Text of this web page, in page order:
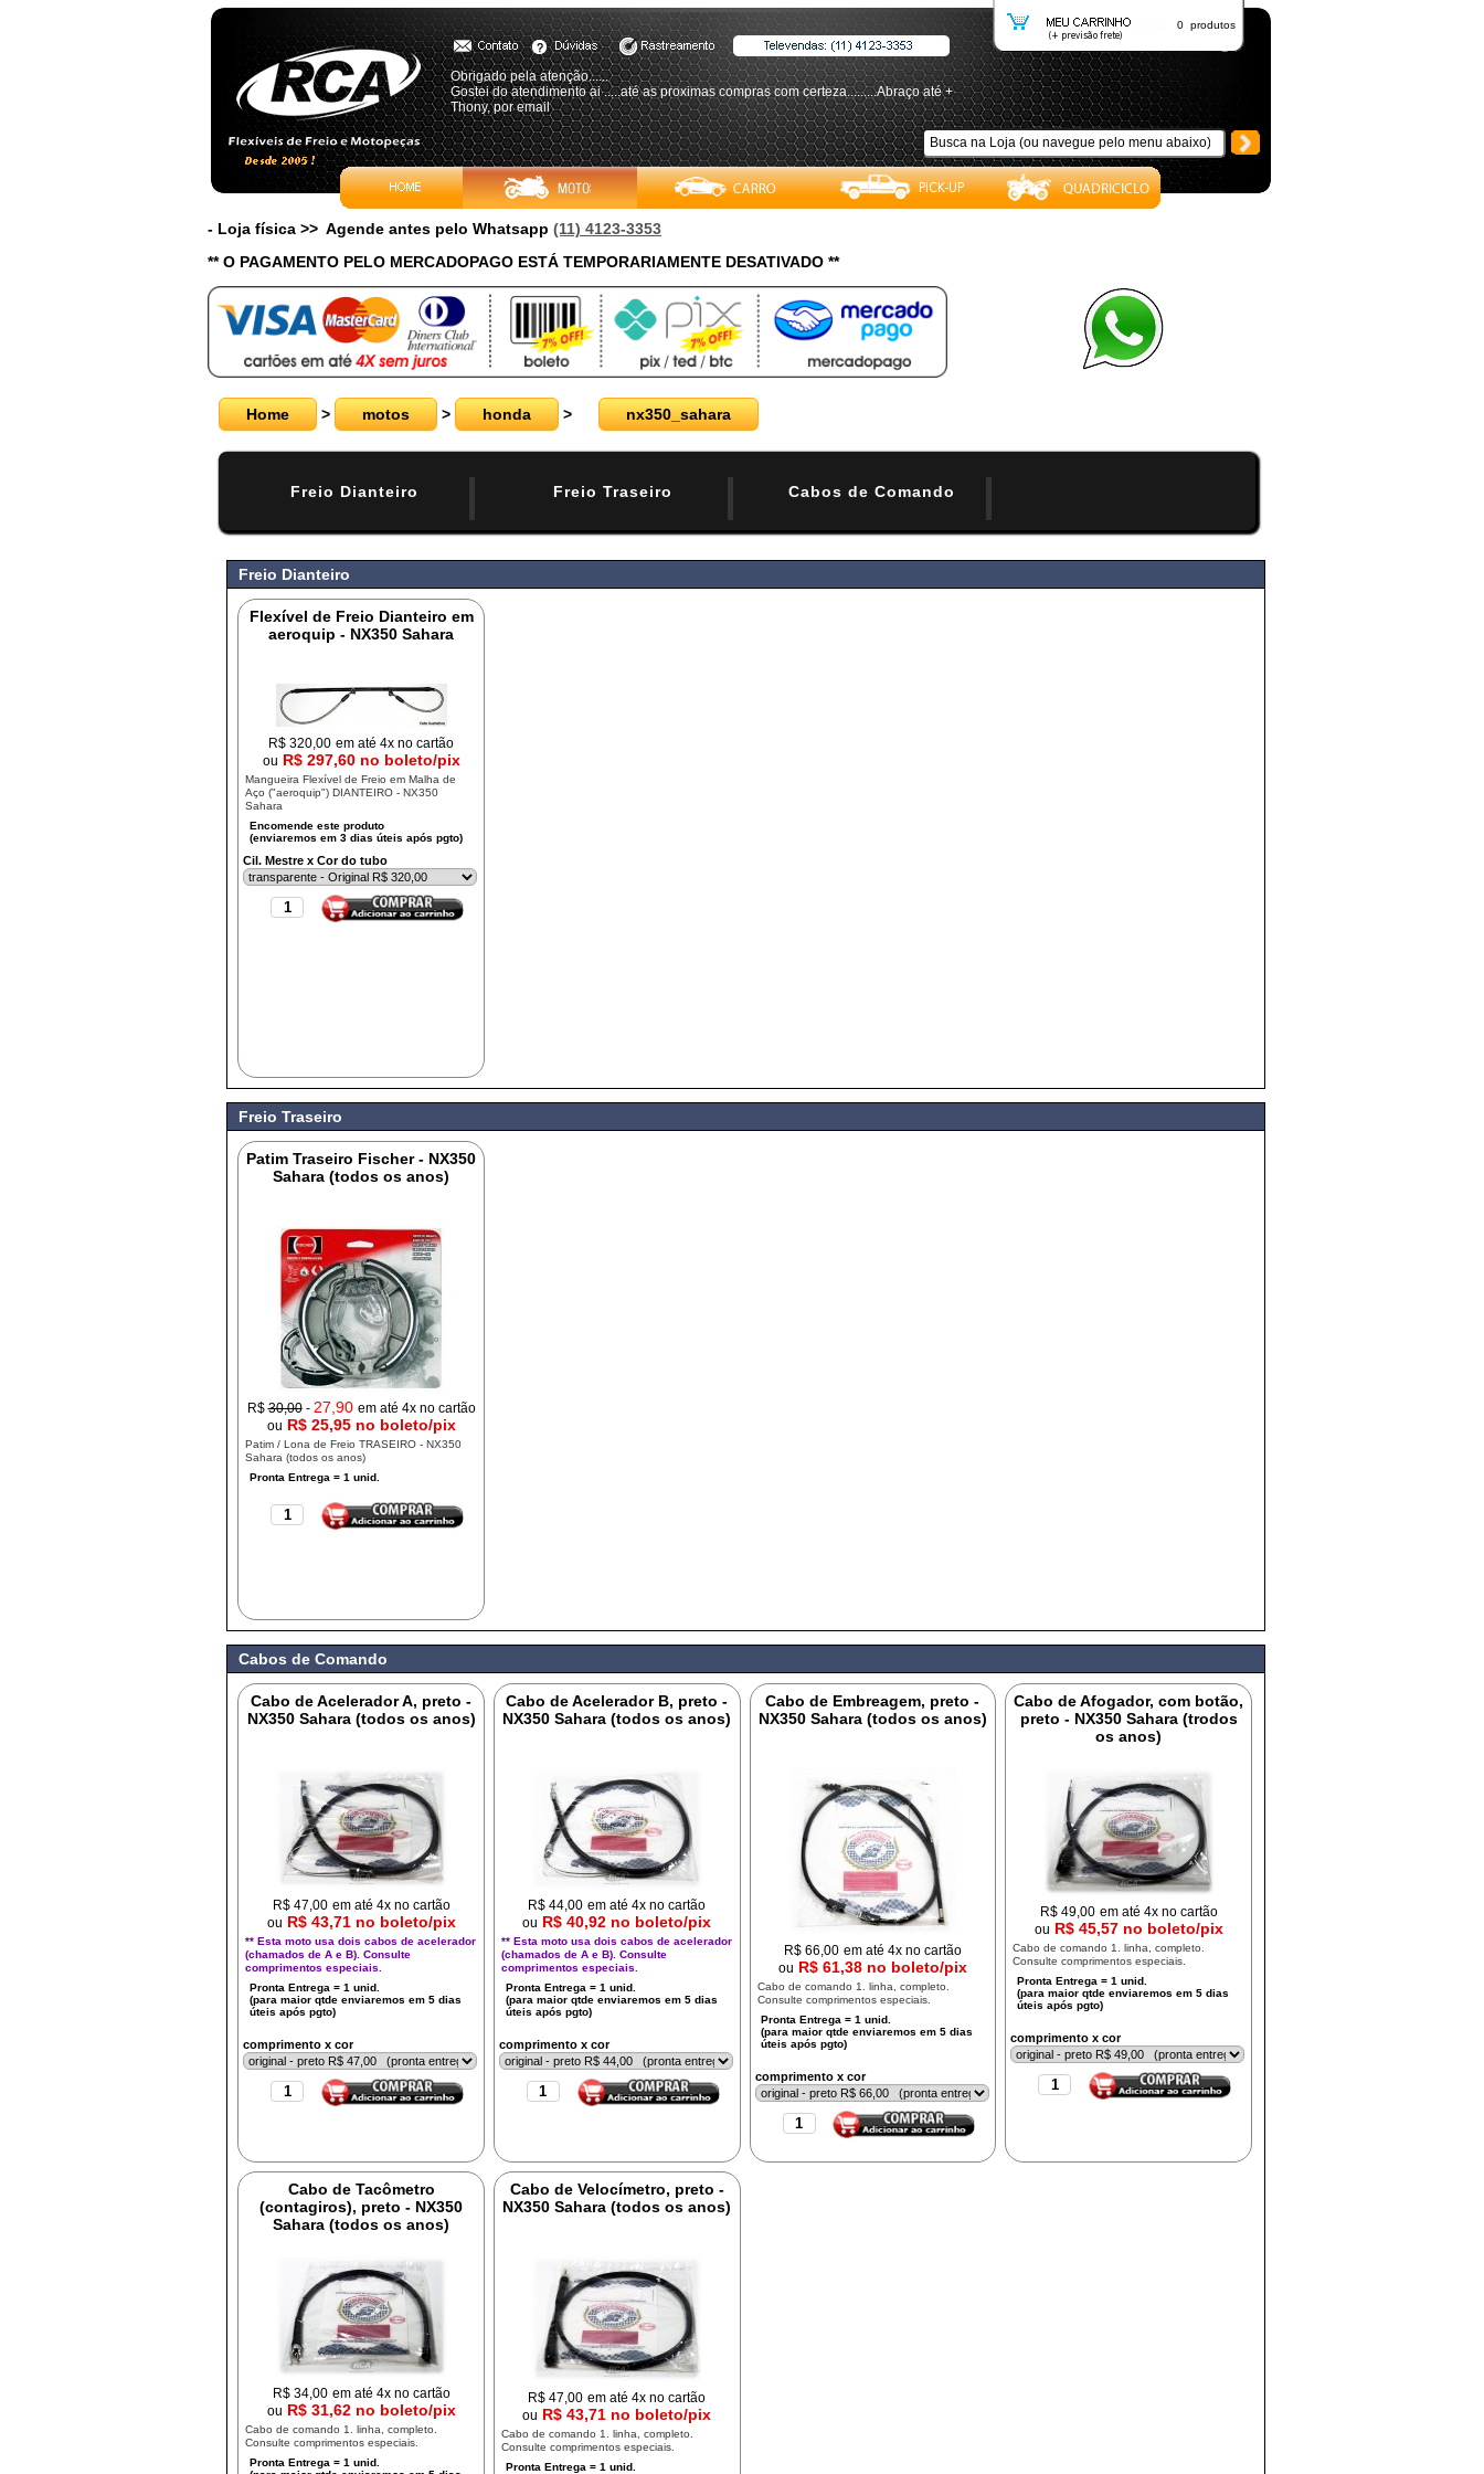
0 produtos
Obrigado pela atenção......
Gostei do atendimento ai .....até as proximas compras com certeza.........Abraço até +
Thony, por email
- Loja física >> Agende antes pelo Whatsapp (11) 4123-3353
** O PAGAMENTO PELO MERCADOPAGO ESTÁ TEMPORARIAMENTE DESATIVADO **
Home > motos > honda > nx350_sahara
Freio Dianteiro Freio Traseiro Cabos de Comando
Freio Dianteiro
Flexível de Freio Dianteiro em
aeroquip - NX350 Sahara
R$320,00 em até 4x no cartão
ou R$ 297,60 no boleto/pix
Mangueira Flexível de Freio em Malha de
Aço ("aeroquip") DIANTEIRO - NX350
Sahara
Cil. Mestre x Cor do tubo
Freio Traseiro
Patim Traseiro Fischer - NX350
Sahara (todos os anos)
R$30,00- 27,90 em até 4x no cartão
ou R$ 25,95 no boleto/pix
Patim / Lona de Freio TRASEIRO - NX350
Sahara (todos os anos)
Cabos de Comando
Cabo de Acelerador A, preto -
NX350 Sahara (todos os anos)
R$ 47,00 em até 4x no cartão
ou R$ 43,71 no boleto/pix
** Esta moto usa dois cabos de acelerador
(chamados de A e B). Consulte
comprimentos especiais.
comprimento x cor
Cabo de Acelerador B, preto -
NX350 Sahara (todos os anos)
R$44,00 em até 4x no cartão
ou R$ 40,92 no boleto/pix
** Esta moto usa dois cabos de acelerador
(chamados de A e B). Consulte
comprimentos especiais.
comprimento x cor
Cabo de Embreagem, preto -
NX350 Sahara (todos os anos)
R$ 66,00 em até 4x no cartão
ou R$ 61,38 no boleto/pix
Cabo de comando 1. linha, completo.
Consulte comprimentos especiais.
comprimento x cor
Cabo de Afogador, com botão,
preto - NX350 Sahara (trodos
os anos)
R$ 49,00 em até 4x no cartão
ou R$ 45,57 no boleto/pix
Cabo de comando 1. linha, completo.
Consulte comprimentos especiais.
comprimento x cor
Cabo de Tacômetro
(contagiros), preto - NX350
Sahara (todos os anos)
R$ 34,00 em até 4x no cartão
ou R$ 31,62 no boleto/pix
Cabo de comando 1. linha, completo.
Consulte comprimentos especiais.
Cabo de Velocímetro, preto -
NX350 Sahara (todos os anos)
R$47,00 em até 4x no cartão
ou R$ 43,71 no boleto/pix
Cabo de comando 1. linha, completo.
Consulte comprimentos especiais.